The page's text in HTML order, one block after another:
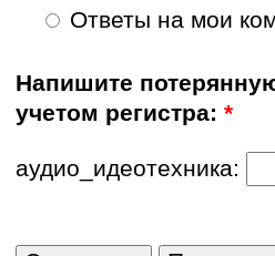
Ответы на мои
Напишите
учетом регистра:*
аудио_идеотехника: